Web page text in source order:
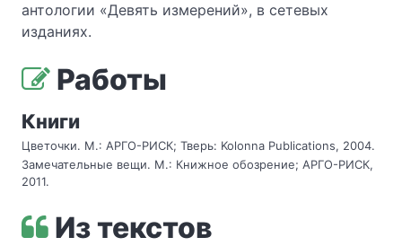
антологии «Девять измерений», в сетевых
изданиях.
Работы
Книги
Цветочки. М.: АРГО-РИСК; Тверь: Kolonna Publications, 2004.
Замечательные вещи. М.: Книжное обозрение; АРГО-РИСК,
2011.
Из текстов